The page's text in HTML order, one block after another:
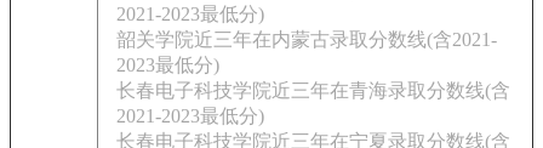
2021-2023最低分)
韶关学院近三年在内蒙古录取分数线(含2021-
2023最低分)
长春电子科技学院近三年在青海录取分数线(含
2021-2023最低分)
长春电子科技学院近三年在宁夏录取分数线(含